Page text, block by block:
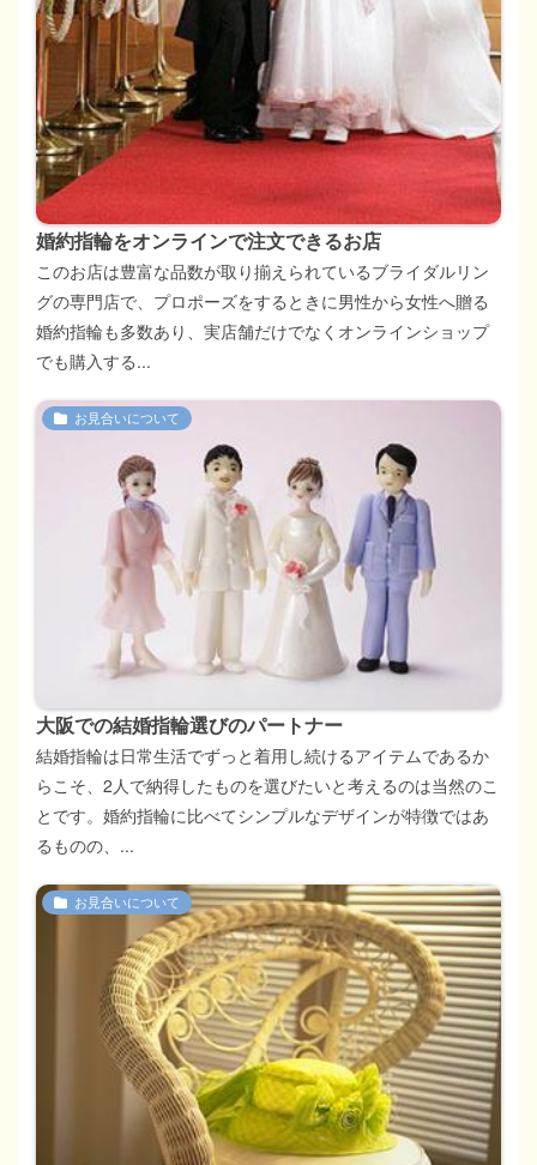
婚約指輪をオンラインで注文できるお店
このお店は豊富な品数が取り揃えられているブライダルリン
グの専門店で、プロポーズをするときに男性から女性へ贈る
婚約指輪も多数あり、実店舗だけでなくオンラインショップ
でも購入する...
お見合いについて
大阪での結婚指輪選びのパートナー
結婚指輪は日常生活でずっと着用し続けるアイテムであるか
らこそ、2人で納得したものを選びたいと考えるのは当然のこ
とです。婚約指輪に比べてシンプルなデザインが特徴ではあ
るものの、...
お見合いについて